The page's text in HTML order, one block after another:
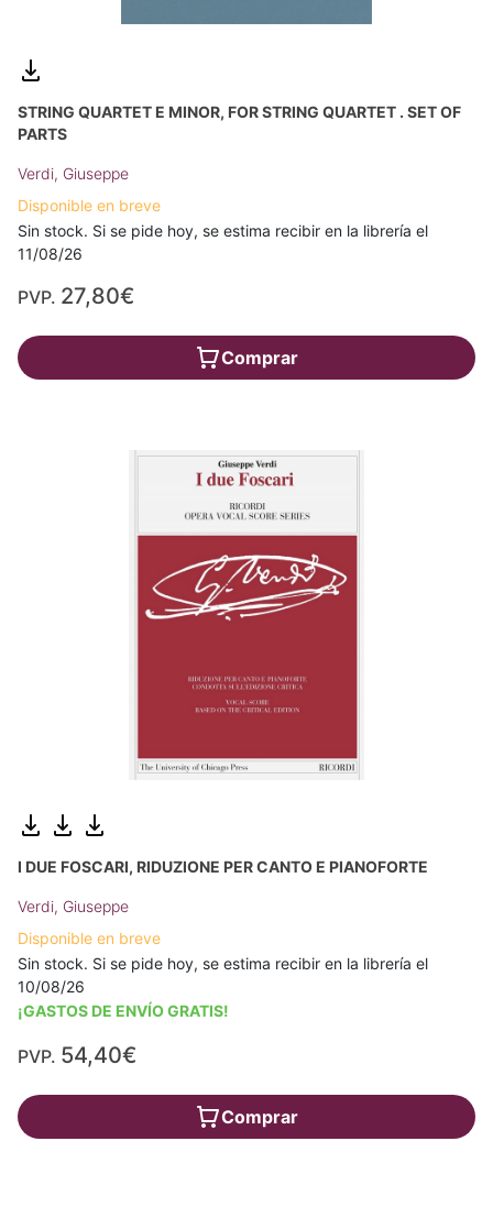
STRING QUARTET E MINOR, FOR STRING QUARTET . SET OF
PARTS
Verdi, Giuseppe
Disponible en breve
Sin stock. Si se pide hoy, se estima recibir en la librería el
11/08/26
PVP. 27,80€
Comprar
I DUE FOSCARI, RIDUZIONE PER CANTO E PIANOFORTE
Verdi, Giuseppe
Disponible en breve
Sin stock. Si se pide hoy, se estima recibir en la librería el
10/08/26
¡GASTOS DE ENVÍO GRATIS!
PVP. 54,40€
Comprar